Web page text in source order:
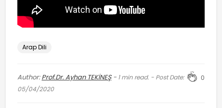
Arap Dili
Author:Prof.Dr. Ayhan TEKİNEŞ- 1min read. - Post Date:
05/04/2020
0